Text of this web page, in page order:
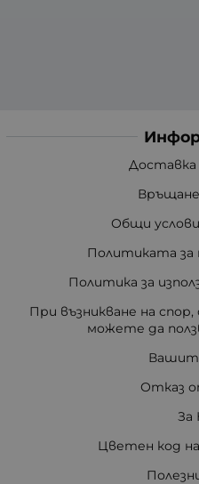
Доставка
Връщане
Общи
Политиката
Политика за
При възникване на спор,
можете да
Отказ
За
Цветен код